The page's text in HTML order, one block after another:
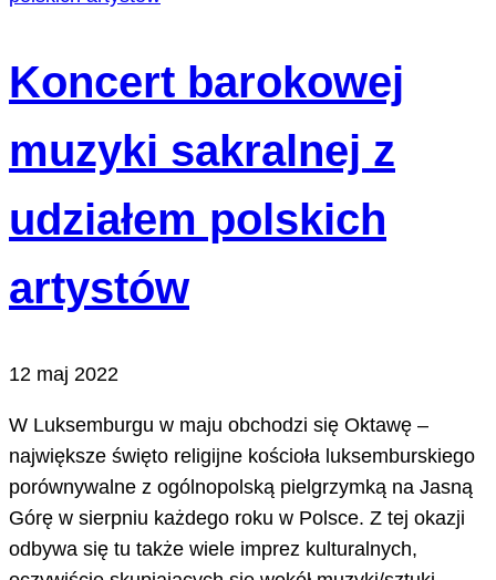
Koncert barokowej
muzyki sakralnej z
udziałem polskich
artystów
12 maj 2022
W Luksemburgu w maju obchodzi się Oktawę –
największe święto religijne kościoła luksemburskiego
porównywalne z ogólnopolską pielgrzymką na Jasną
Górę w sierpniu każdego roku w Polsce. Z tej okazji
odbywa się tu także wiele imprez kulturalnych,